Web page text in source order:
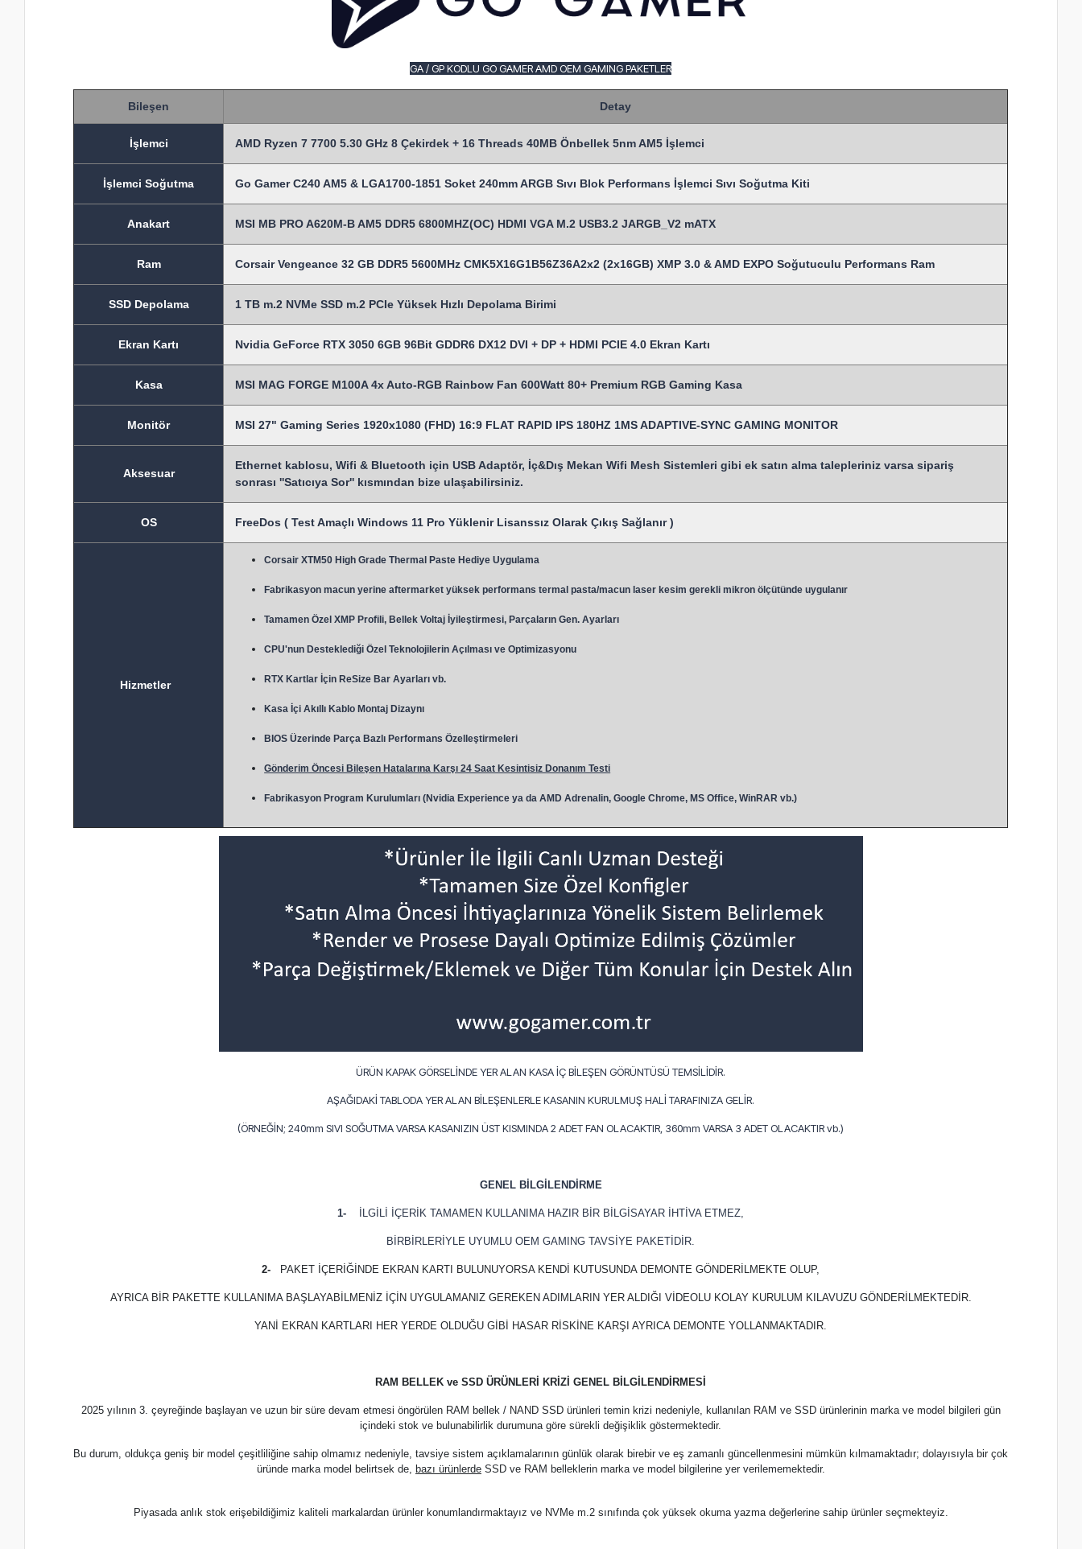
GA / GP KODLU GO GAMER AMD OEM GAMING PAKETLER
Bileşen Detay
İşlemci AMD Ryzen 7 7700 5.30 GHz 8 Çekirdek + 16 Threads 40MB Önbellek 5nm AM5 İşlemci
İşlemci Soğutma Go Gamer C240 AM5 & LGA1700-1851 Soket 240mm ARGB Sıvı Blok Performans İşlemci Sıvı Soğutma Kiti
Anakart MSI MB PRO A620M-B AM5 DDR5 6800MHZ(OC) HDMI VGA M.2 USB3.2 JARGB_V2 mATX
Ram Corsair Vengeance 32 GB DDR5 5600MHz CMK5X16G1B56Z36A2x2 (2x16GB) XMP 3.0 & AMD EXPO Soğutuculu Performans Ram
SSD Depolama 1 TB m.2 NVMe SSD m.2 PCIe Yüksek Hızlı Depolama Birimi
Ekran Kartı Nvidia GeForce RTX 3050 6GB 96Bit GDDR6 DX12 DVI + DP + HDMI PCIE 4.0 Ekran Kartı
Kasa MSI MAG FORGE M100A 4x Auto-RGB Rainbow Fan 600Watt 80+ Premium RGB Gaming Kasa
Monitör MSI 27" Gaming Series 1920x1080 (FHD) 16:9 FLAT RAPID IPS 180HZ 1MS ADAPTIVE-SYNC GAMING MONITOR
Aksesuar
Ethernet kablosu, Wifi & Bluetooth için USB Adaptör, İç&Dış Mekan Wifi Mesh Sistemleri gibi ek satın alma talepleriniz varsa sipariş
sonrası ''Satıcıya Sor'' kısmından bize ulaşabilirsiniz.
OS FreeDos ( Test Amaçlı Windows 11 Pro Yüklenir Lisanssız Olarak Çıkış Sağlanır )
Hizmetler
Corsair XTM50 High Grade Thermal Paste Hediye Uygulama
Fabrikasyon macun yerine aftermarket yüksek performans termal pasta/macun laser kesim gerekli mikron ölçütünde uygulanır
Tamamen Özel XMP Profili, Bellek Voltaj İyileştirmesi, Parçaların Gen. Ayarları
CPU'nun Desteklediği Özel Teknolojilerin Açılması ve Optimizasyonu
RTX Kartlar İçin ReSize Bar Ayarları vb.
Kasa İçi Akıllı Kablo Montaj Dizaynı
BIOS Üzerinde Parça Bazlı Performans Özelleştirmeleri
Gönderim Öncesi Bileşen Hatalarına Karşı 24 Saat Kesintisiz Donanım Testi
Fabrikasyon Program Kurulumları (Nvidia Experience ya da AMD Adrenalin, Google Chrome, MS Office, WinRAR vb.)
ÜRÜN KAPAK GÖRSELİNDE YER ALAN KASA İÇ BİLEŞEN GÖRÜNTÜSÜ TEMSİLİDİR.
AŞAĞIDAKİ TABLODA YER ALAN BİLEŞENLERLE KASANIN KURULMUŞ HALİ TARAFINIZA GELİR.
(ÖRNEĞİN; 240mm SIVI SOĞUTMA VARSA KASANIZIN ÜST KISMINDA 2 ADET FAN OLACAKTIR, 360mm VARSA 3 ADET OLACAKTIR vb.)
GENEL BİLGİLENDİRME
1- İLGİLİ İÇERİK TAMAMEN KULLANIMA HAZIR BİR BİLGİSAYAR İHTİVA ETMEZ,
BİRBİRLERİYLE UYUMLU OEM GAMING TAVSİYE PAKETİDİR.
2- PAKET İÇERİĞİNDE EKRAN KARTI BULUNUYORSA KENDİ KUTUSUNDA DEMONTE GÖNDERİLMEKTE OLUP,
AYRICA BİR PAKETTE KULLANIMA BAŞLAYABİLMENİZ İÇİN UYGULAMANIZ GEREKEN ADIMLARIN YER ALDIĞI VİDEOLU KOLAY KURULUM KILAVUZU GÖNDERİLMEKTEDİR.
YANİ EKRAN KARTLARI HER YERDE OLDUĞU GİBİ HASAR RİSKİNE KARŞI AYRICA DEMONTE YOLLANMAKTADIR.
RAM BELLEK ve SSD ÜRÜNLERİ KRİZİ GENEL BİLGİLENDİRMESİ
2025 yılının 3. çeyreğinde başlayan ve uzun bir süre devam etmesi öngörülen RAM bellek / NAND SSD ürünleri temin krizi nedeniyle, kullanılan RAM ve SSD ürünlerinin marka ve model bilgileri gün
içindeki stok ve bulunabilirlik durumuna göre sürekli değişiklik göstermektedir.
Bu durum, oldukça geniş bir model çeşitliliğine sahip olmamız nedeniyle, tavsiye sistem açıklamalarının günlük olarak birebir ve eş zamanlı güncellenmesini mümkün kılmamaktadır; dolayısıyla bir çok
üründe marka model belirtsek de, bazı ürünlerdeSSD ve RAM belleklerin marka ve model bilgilerine yer verilememektedir.
Piyasada anlık stok erişebildiğimiz kaliteli markalardan ürünler konumlandırmaktayız ve NVMe m.2 sınıfında çok yüksek okuma yazma değerlerine sahip ürünler seçmekteyiz.